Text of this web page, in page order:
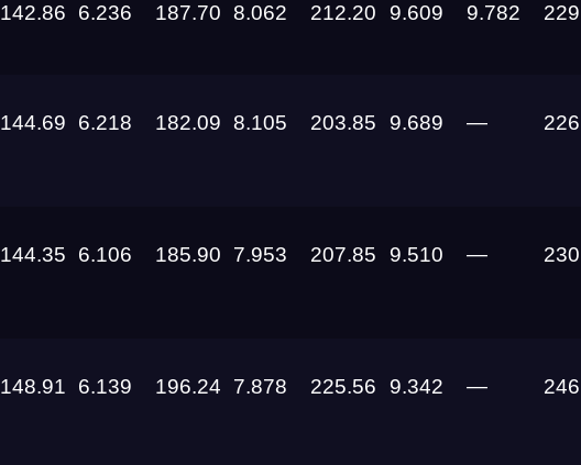
142.86 6.236 187.70 8.062 212.20 9.609 9.782
144.69 6.218 182.09 8.105 203.85 9.689 —
144.35 6.106 185.90 7.953 207.85 9.510 —
148.91 6.139 196.24 7.878 225.56 9.342 —